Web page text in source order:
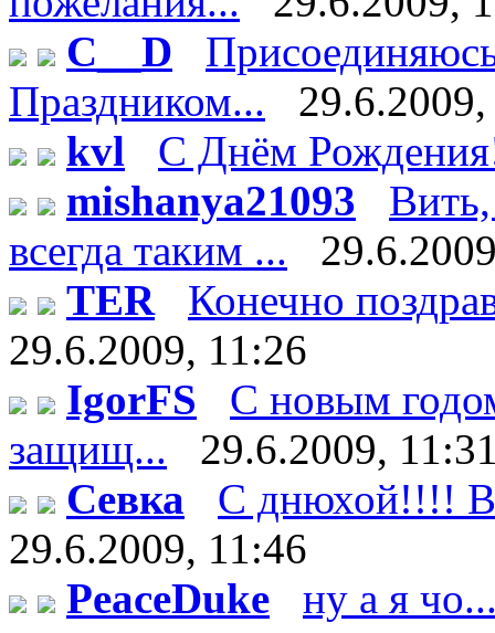
C__D
Праздником...
kvl
С Днём
mishanya21093
всегда таким ...
TER
Конечно
29.6.2009, 11:26
IgorFS
С новым
защищ...
29.6.2009,
Севка
С днюхой!!!!
29.6.2009, 11:46
PeaceDuke
ну а я